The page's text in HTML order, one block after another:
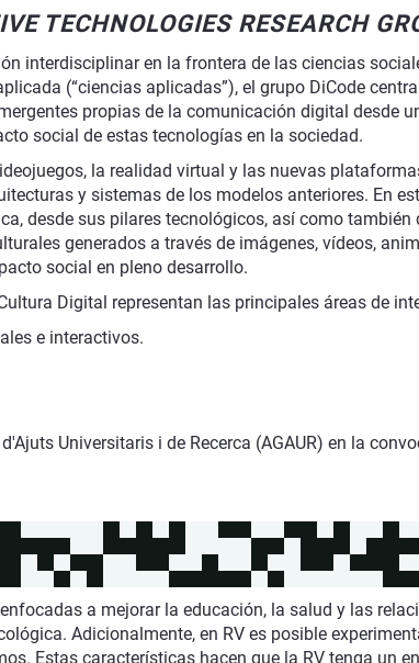
TECHNOLOGIES RESEARCH
interdisciplinar en la frontera de las ciencias
(“ciencias aplicadas”), el grupo DiCode
propias de la comunicación digital desde
social de estas tecnologías en la sociedad.
la realidad virtual y las nuevas
y sistemas de los modelos anteriores. En
desde sus pilares tecnológicos, así como
generados a través de imágenes, vídeos,
social en pleno desarrollo.
Digital representan las principales áreas de
e interactivos.
Universitaris i de Recerca (AGAUR) en la
a mejorar la educación, la salud y las
Adicionalmente, en RV es posible
Estas características hacen que la RV tenga un